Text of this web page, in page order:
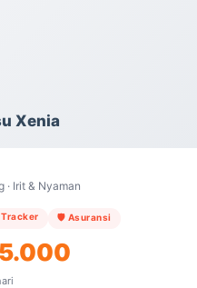
Xenia
· Irit & Nyaman
Tracker 🛡️ Asuransi